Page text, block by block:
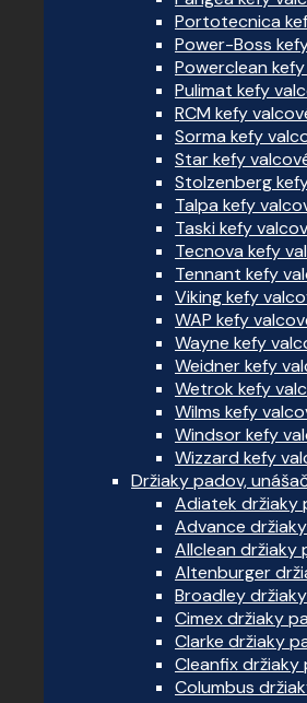
Portotecnica
Power-Boss
Powerclean
Pulimat kefy
RCM kefy
Sorma kefy
Star kefy
Stolzenberg
Talpa kefy
Taski kefy
Tecnova kefy
Tennant kefy
Viking kefy
WAP kefy
Wayne kefy
Weidner kefy
Wetrok kefy
Wilms kefy
Windsor kefy
Wizzard kefy
Držiaky padov,
Adiatek držiaky
Advance
Allclean držiaky
Altenburger
Broadley
Cimex držiaky
Clarke držiaky
Cleanfix držiaky
Columbus